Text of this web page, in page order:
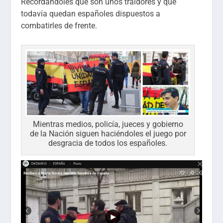
todavía quedan españoles dispuestos a
combatirles de frente.
Mientras medios, policía, jueces y gobierno
de la Nación siguen haciéndoles el juego por
desgracia de todos los españoles.